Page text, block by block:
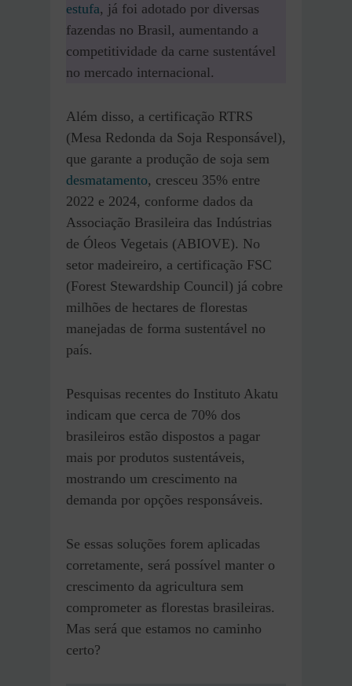
estufa, já foi adotado por diversas
fazendas no Brasil, aumentando a
competitividade da carne sustentável
no mercado internacional.
Além disso, a certificação RTRS
(Mesa Redonda da Soja Responsável),
que garante a produção de soja sem
desmatamento, cresceu 35% entre
2022 e 2024, conforme dados da
Associação Brasileira das Indústrias
de Óleos Vegetais (ABIOVE). No
setor madeireiro, a certificação FSC
(Forest Stewardship Council) já cobre
milhões de hectares de florestas
manejadas de forma sustentável no
país.
Pesquisas recentes do Instituto Akatu
indicam que cerca de 70% dos
brasileiros estão dispostos a pagar
mais por produtos sustentáveis,
mostrando um crescimento na
demanda por opções responsáveis.
Se essas soluções forem aplicadas
corretamente, será possível manter o
crescimento da agricultura sem
comprometer as florestas brasileiras.
Mas será que estamos no caminho
certo?